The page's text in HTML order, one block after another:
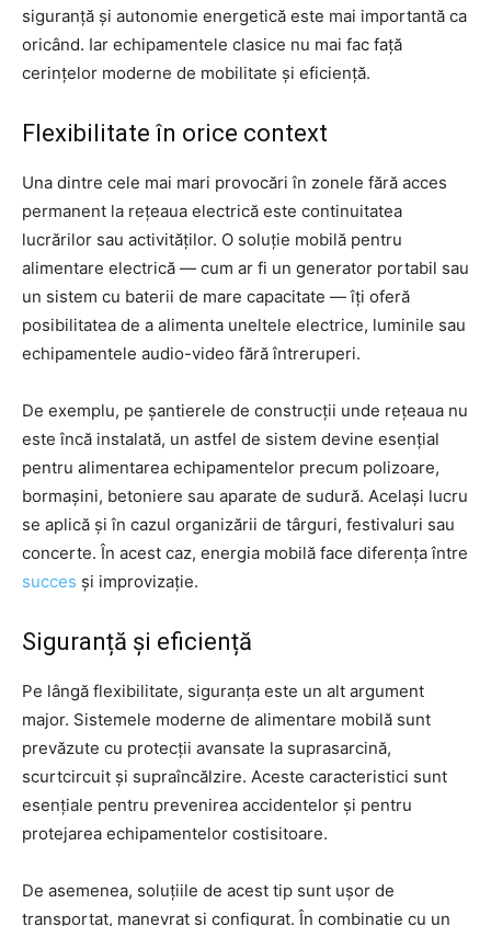
siguranță și autonomie energetică este mai importantă ca
oricând. Iar echipamentele clasice nu mai fac față
cerințelor moderne de mobilitate și eficiență.
Flexibilitate în orice context
Una dintre cele mai mari provocări în zonele fără acces
permanent la rețeaua electrică este continuitatea
lucrărilor sau activităților. O soluție mobilă pentru
alimentare electrică — cum ar fi un generator portabil sau
un sistem cu baterii de mare capacitate — îți oferă
posibilitatea de a alimenta uneltele electrice, luminile sau
echipamentele audio-video fără întreruperi.
De exemplu, pe șantierele de construcții unde rețeaua nu
este încă instalată, un astfel de sistem devine esențial
pentru alimentarea echipamentelor precum polizoare,
bormașini, betoniere sau aparate de sudură. Același lucru
se aplică și în cazul organizării de târguri, festivaluri sau
concerte. În acest caz, energia mobilă face diferența între
succes și improvizație.
Siguranță și eficiență
Pe lângă flexibilitate, siguranța este un alt argument
major. Sistemele moderne de alimentare mobilă sunt
prevăzute cu protecții avansate la suprasarcină,
scurtcircuit și supraîncălzire. Aceste caracteristici sunt
esențiale pentru prevenirea accidentelor și pentru
protejarea echipamentelor costisitoare.
De asemenea, soluțiile de acest tip sunt ușor de
transportat, manevrat și configurat. În combinație cu un